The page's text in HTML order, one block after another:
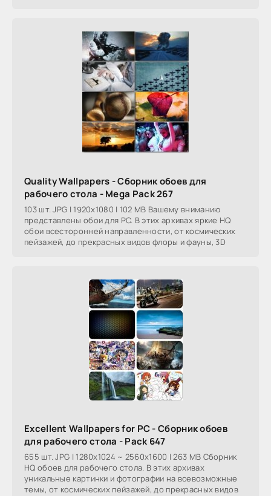
Quality Wallpapers - Сборник обоев для
рабочего стола - Mega Pack 267
103 шт. JPG | 1920x1080 | 102 MB Вашему вниманию
представлены обои для PC. В этих архивах яркие HQ
обои всесторонней направленности, от космических
пейзажей, до прекрасных видов флоры и фауны, 3D
Excellent Wallpapers for PC - Сборник обоев
для рабочего стола - Pack 647
655 шт. JPG | 1280x1024 ~ 2560x1600 | 263 MB Сборник
HQ обоев для рабочего стола. В этих архивах
уникальные картинки и фотографии на всевозможные
темы, от космических пейзажей, до прекрасных видов